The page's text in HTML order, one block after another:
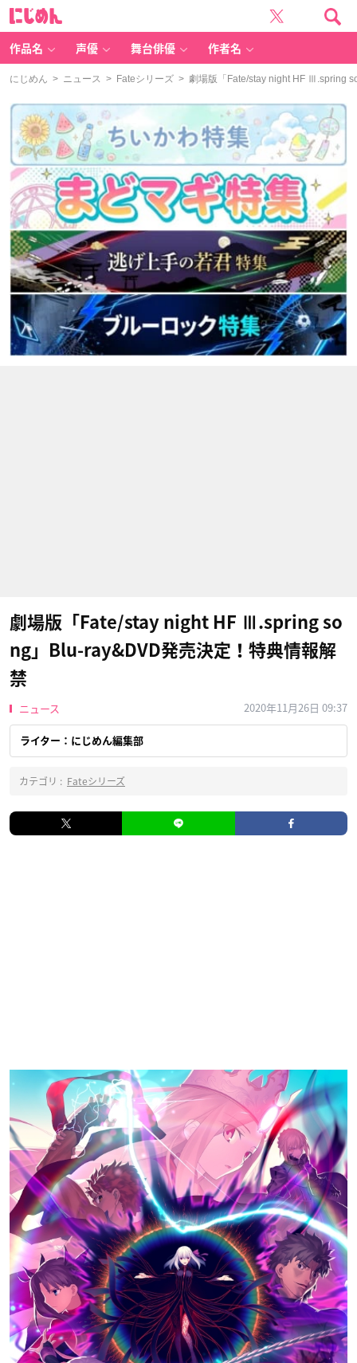
作品名 声優 舞台俳優 作者名
にじめん > ニュース > Fateシリーズ > 劇場版「Fate/stay night HF Ⅲ.spring
劇場版「Fate/stay night HF Ⅲ.spring so
ng」Blu-ray&DVD発売決定！特典情報解
禁
ニュース 2020年11月26日 09:37
ライター：にじめん編集部
カテゴリ : Fateシリーズ